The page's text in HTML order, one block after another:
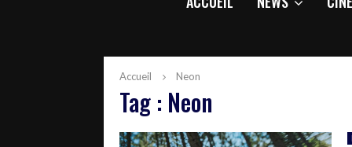
Accueil Neon
Tag : Neon